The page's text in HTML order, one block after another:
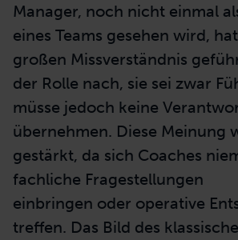
Manager, noch nicht einmal
eines Teams gesehen wird,
großen Missverständnis
der Rolle nach, sie sei zwar
müsse jedoch keine
übernehmen. Diese Meinung
gestärkt, da sich Coaches
fachliche Fragestellungen
einbringen oder operative
treffen. Das Bild des